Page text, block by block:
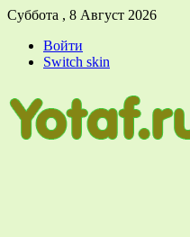
Суббота , 8 Август 2026
Войти
Switch skin